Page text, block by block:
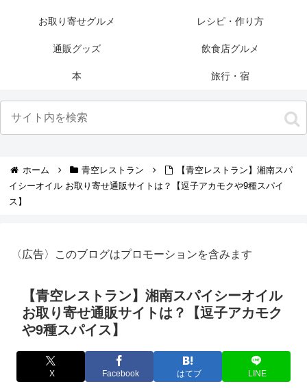
お取り寄せグルメ レシピ・作り方
通販グッズ 飲食店グルメ
本 旅行・宿
ホーム 青空レストラン
【青空レストラン】湘南スパ
イシーオイル お取り寄せ通販サイトは？【逗子アカモクや9種スパイ
ス】
〈広告〉このブログはプロモーションを含みます
【青空レストラン】湘南スパイシーオイル
お取り寄せ通販サイトは？【逗子アカモク
や9種スパイス】
X Facebook はてブ LINE